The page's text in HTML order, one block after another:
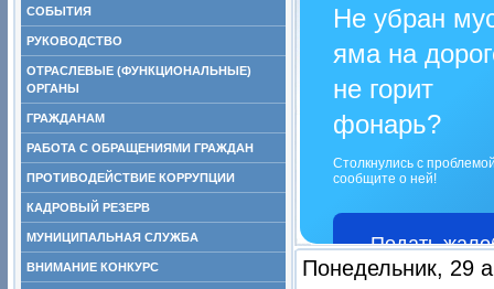
СОБЫТИЯ
РУКОВОДСТВО
ОТРАСЛЕВЫЕ (ФУНКЦИОНАЛЬНЫЕ)
ОРГАНЫ
ГРАЖДАНАМ
РАБОТА С ОБРАЩЕНИЯМИ ГРАЖДАН
ПРОТИВОДЕЙСТВИЕ КОРРУПЦИИ
КАДРОВЫЙ РЕЗЕРВ
МУНИЦИПАЛЬНАЯ СЛУЖБА
ВНИМАНИЕ КОНКУРС
Не убран
яма на
не горит
фонарь?
Столкнулись с
сообщите о ней!
Подать
Понедельник, 29